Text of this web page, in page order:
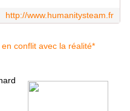
http://www.humanitysteam.fr